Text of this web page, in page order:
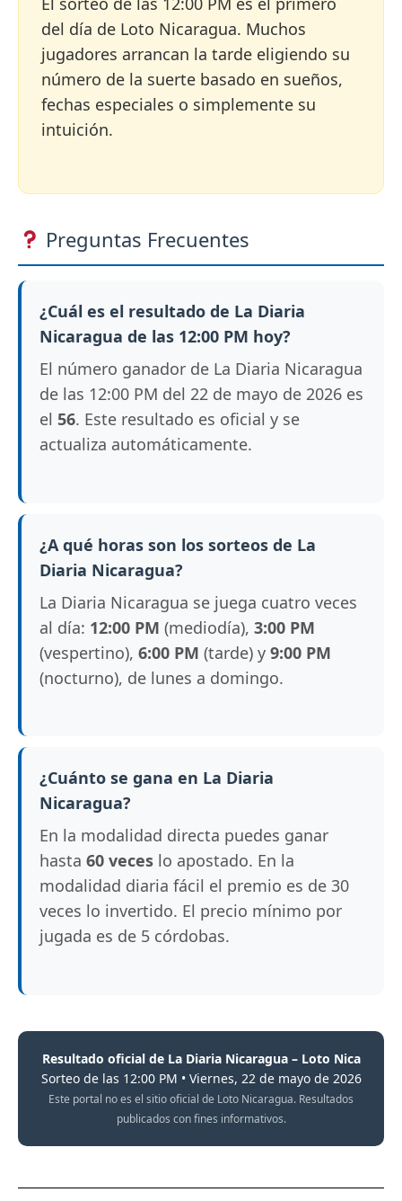
del día de Loto Nicaragua. Muchos
jugadores arrancan la tarde eligiendo su
número de la suerte basado en sueños,
fechas especiales o simplemente su
intuición.
Preguntas Frecuentes
¿Cuál es el resultado de La Diaria
Nicaragua de las 12:00 PM hoy?
El número ganador de La Diaria Nicaragua
de las 12:00 PM del 22 de mayo de 2026 es
el 56. Este resultado es oficial y se
actualiza automáticamente.
¿A qué horas son los sorteos de La
Diaria Nicaragua?
La Diaria Nicaragua se juega cuatro veces
al día: 12:00 PM (mediodía), 3:00 PM
(vespertino), 6:00 PM (tarde) y 9:00 PM
(nocturno), de lunes a domingo.
¿Cuánto se gana en La Diaria
Nicaragua?
En la modalidad directa puedes ganar
hasta 60 veces lo apostado. En la
modalidad diaria fácil el premio es de 30
veces lo invertido. El precio mínimo por
jugada es de 5 córdobas.
Resultado oficial de La Diaria Nicaragua – Loto Nica
Sorteo de las 12:00 PM • Viernes, 22 de mayo de 2026
Este portal no es el sitio oficial de Loto Nicaragua. Resultados
publicados con fines informativos.